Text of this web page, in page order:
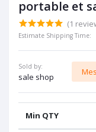
portable et
(1
Estimate Shipping Time:
Sold by:
sale shop
Min QTY